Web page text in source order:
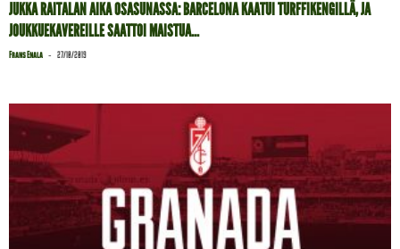
JUKKA RAITALAN AIKA OSASUNASSA: BARCELONA KAATUI TURFFIKENGILLÄ, JA
JOUKKUEKAVEREILLE SAATTOI MAISTUA...
Frans Enala - 27/10/2019